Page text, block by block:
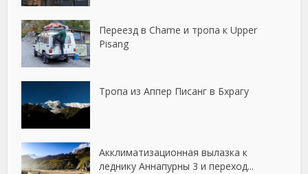
Переезд в Chame и тропа к Upper
Pisang
Тропа из Аппер Писанг в Бхрагу
Акклиматизационная вылазка к
леднику Аннапурны 3 и переход...